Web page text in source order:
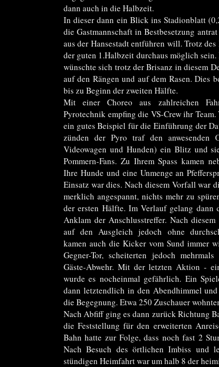
dann auch in die Halbzeit.
In dieser dann ein Blick ins Stadionblatt
die Gastmannschaft in Bestbesetzung
aus der Hansestadt entführen will. Trotz
der guten 1.Halbzeit durchaus möglich sein.
wünschte sich trotz der Brisanz in diesem
auf den Rängen und auf dem Rasen. Dies
bis zu Beginn der zweiten Hälfte.
Mit einer Choreo aus zahlreichen
Pyrotechnik empfing die VS-Crew ihr
ein gutes Beispiel für die Einführung der
zünden der Pyro traf den anwesenden
Videowagen und Hunden) ein Blitz und
Pommern-Fans. Zu Ihrem Spass kamen
Ihre Hunde und eine Unmenge an
Einsatz war dies. Nach diesem Vorfall war
merklich angespannt, nichts mehr zu
der ersten Hälfte. Im Verlauf gelang dann
Anklam der Anschlusstreffer. Nach
auf den Ausgleich jedoch ohne
kamen auch die Kicker vom Sund immer
Gegner-Tor, scheiterten jedoch
Gäste-Abwehr. Mit der letzten Aktion -
wurde es nocheinmal gefährlich. Ein
dann letztendlich in den Abendhimmel
die Begegnung. Etwa 250 Zuschauer
Nach Abfiff ging es dann zurück Richtung
die Feststellung für den erweiterten
Bahn hatte zur Folge, dass noch fast 2
Nach Besuch des örtlichen Imbiss und
stündigen Heimfahrt war um halb 8 der